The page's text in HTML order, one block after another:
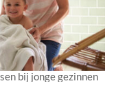
bij jonge gezinnen